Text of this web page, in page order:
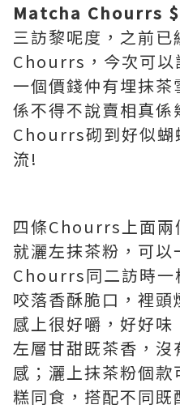
Matcha Chourrs
三訪黎呢度，之前已
Chourrs，今次可以
一個價錢仲有埋抹
係不得不說賣相真係
Chourrs砌到好似蝴
流!
四條Chourrs上面兩
就灑左抹茶粉，可以
Chourrs同二訪時一
咬落香酥脆口，裡
感上很好嚼，好好
左層甘甜既茶香，
感；灑上抹茶粉個
糕同食，搭配不同既